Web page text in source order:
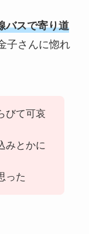
バスで寄り道
子さんに惚れ
びて可哀
みとかに
った